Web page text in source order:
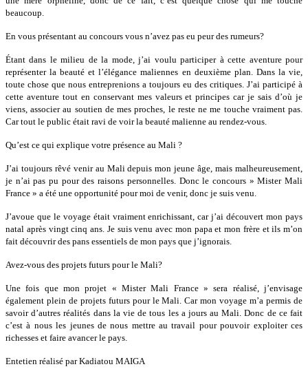
beaucoup.
En vous présentant au concours vous n’avez pas eu peur des rumeurs?
Étant dans le milieu de la mode, j’ai voulu participer à cette aventure pour
représenter la beauté et l’élégance maliennes en deuxième plan. Dans la vie,
toute chose que nous entreprenions a toujours eu des critiques. J’ai participé à
cette aventure tout en conservant mes valeurs et principes car je sais d’où je
viens, associer au soutien de mes proches, le reste ne me touche vraiment pas.
Car tout le public était ravi de voir la beauté malienne au rendez-vous.
Qu’est ce qui explique votre présence au Mali ?
J’ai toujours rêvé venir au Mali depuis mon jeune âge, mais malheureusement,
je n’ai pas pu pour des raisons personnelles. Donc le concours » Mister Mali
France » a été une opportunité pour moi de venir, donc je suis venu.
J’avoue que le voyage était vraiment enrichissant, car j’ai découvert mon pays
natal après vingt cinq ans. Je suis venu avec mon papa et mon frère et ils m’on
fait découvrir des pans essentiels de mon pays que j’ignorais.
Avez-vous des projets futurs pour le Mali?
Une fois que mon projet « Mister Mali France » sera réalisé, j’envisage
également plein de projets futurs pour le Mali. Car mon voyage m’a permis de
savoir d’autres réalités dans la vie de tous les a jours au Mali. Donc de ce fait
c’est à nous les jeunes de nous mettre au travail pour pouvoir exploiter ces
richesses et faire avancer le pays.
Entetien réalisé par Kadiatou MAIGA